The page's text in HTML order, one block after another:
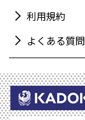
利用規約
よくある質